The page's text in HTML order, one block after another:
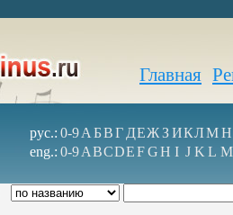
Главная
рус.: 0-9А БВГ ДЕЖ З ИКЛМН
eng.: 0-9ABCDEFGH I J K L M